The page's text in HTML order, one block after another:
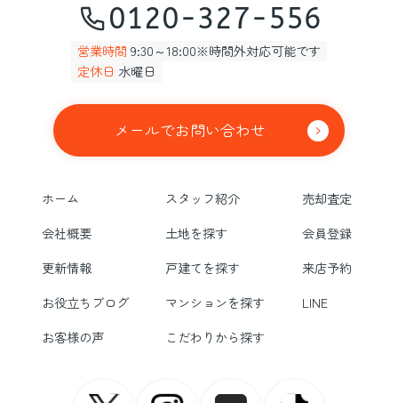
0120-327-556
営業時間 9:30～18:00※時間外対応可能です
定休日 水曜日
メールでお問い合わせ
ホーム スタッフ紹介
売却査定
会社概要
土地を探す
会員登録
更新情報
戸建てを探す
来店予約
お役立ちブログ
マンションを探す
LINE
お客様の声
こだわりから探す